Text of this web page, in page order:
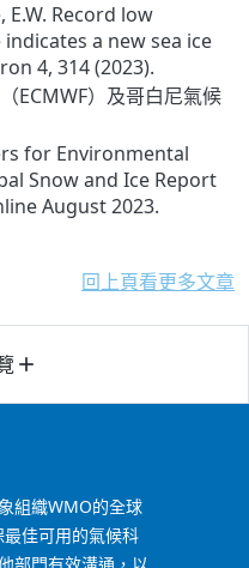
Record low
a new sea ice
4, 314 (2023).
ECMWF）及哥白尼氣候
for Environmental
Snow and Ice Report
August 2023.
回上頁看更多文章
add
組織WMO的全球
最佳可用的氣候科